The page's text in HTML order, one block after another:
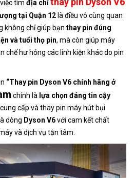
tìm địa chỉ
tại Quận 12 là điều vô cùng quan
không chỉ giúp bạn thay pin đúng
và tuổi thọ pin, mà còn giúp máy
chế hư hỏng các linh kiện khác do pin
“Thay pin Dyson V6 chính hãng ở
chính là lựa chọn đáng tin cậy
cấp và thay pin máy hút bụi
dòng Dyson V6với cam kết chất
và dịch vụ tận tâm.